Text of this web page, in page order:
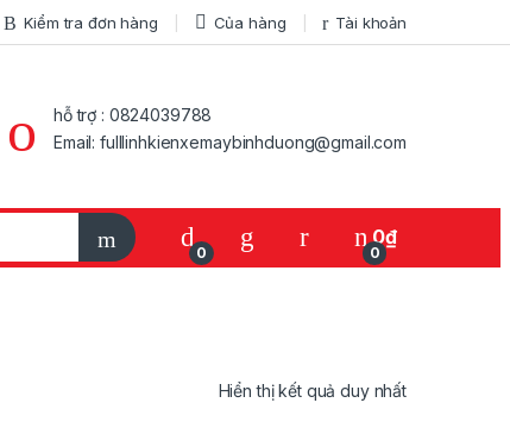
Kiểm tra đơn hàng Của hàng Tài khoản
hỗ trợ : 0824039788
Email: fulllinhkienxemaybinhduong@gmail.com
0
My Account
0
0₫
Hiển thị kết quả duy nhất